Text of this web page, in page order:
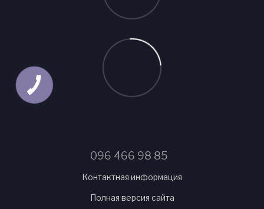
096 466 98 85
Контактная информация
Полная версия сайта